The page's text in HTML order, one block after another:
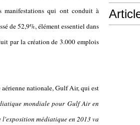
manifestations qui ont conduit à
de 52,9%, élément essentiel dans
par la création de 3.000 emplois
aérienne nationale, Gulf Air, qui est
mondiale pour Gulf Air en
médiatique en 2013 va